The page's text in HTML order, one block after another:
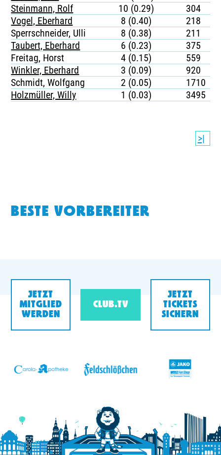
Steinmann, Rolf
10 (0.29)
304
Vogel, Eberhard
8 (0.40)
218
Sperrschneider, Ulli
8 (0.38)
211
Taubert, Eberhard
6 (0.23)
375
Freitag, Horst
4 (0.15)
559
Winkler, Eberhard
3 (0.09)
920
Schmidt, Wolfgang
2 (0.05)
1710
Holzmüller, Willy
1 (0.03) 3495
>|
BESTE VORBEREITER
JETZT
MITGLIED
WERDEN
CLUB.TV
JETZT
TICKETS
SICHERN